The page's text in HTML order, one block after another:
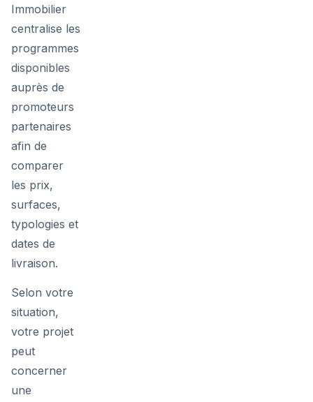
Immobilier
centralise les
programmes
disponibles
auprès de
promoteurs
partenaires
afin de
comparer
les prix,
surfaces,
typologies et
dates de
livraison.
Selon votre
situation,
votre projet
peut
concerner
une